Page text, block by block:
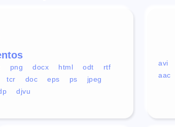
png docx html odt
rtf
tcr doc eps ps
jpeg
djvu
avi
aac